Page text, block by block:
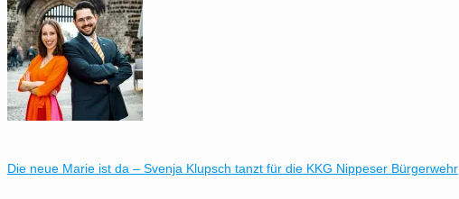
Die neue Marie ist da – Svenja Klupsch tanzt für die KKG Nippeser Bürgerwehr